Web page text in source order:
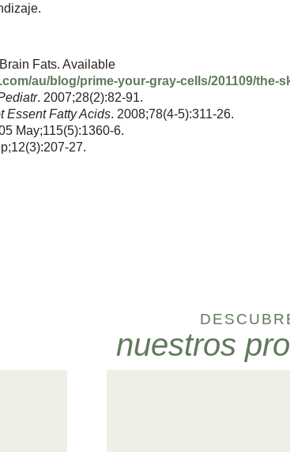
Fats. Available
au/blog/prime-your-gray-cells/201109/the-
. 2007;28(2):82-91.
Essent Fatty Acids. 2008;78(4-5):311-26.
May;115(5):1360-6.
27.
nuestros